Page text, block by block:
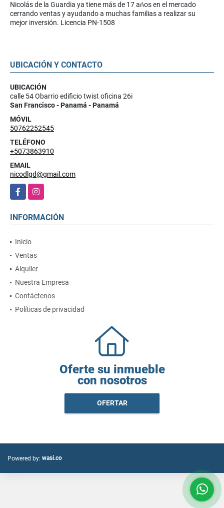
Nicolás de la Guardia ya tiene más de 17 ańos en el mercado
cerrando ventas y ayudando a muchas familias a realizar su
mejor inversión. Licencia PN-1508
UBICACIÓN Y CONTACTO
UBICACIÓN
calle 54 Obarrio edificio twist oficina 26i
San Francisco - Panamá - Panamá
MÓVIL
50762252545
TELÉFONO
+5073863910
EMAIL
nicodlgd@gmail.com
FacebookInstagram
INFORMACIÓN
Inicio
Ventas
Alquiler
Nuestra Empresa
Contáctenos
Políticas de privacidad
Oferte su inmueble
con nosotros
OFERTAR
Powered by: wasi.co